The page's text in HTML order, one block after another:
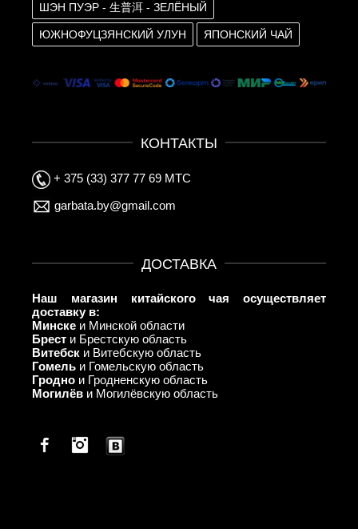
ШЭН ПУЭР - 生普洱 - ЗЕЛЁНЫЙ
ЮЖНОФУЦЗЯНСКИЙ УЛУН ЯПОНСКИЙ ЧАЙ
КОНТАКТЫ
+ 375 (33) 377 77 69 МТС
garbata.by@gmail.com
ДОСТАВКА
Наш магазин китайского чая осуществляет
доставку в:
Минске и Минской области
Брест и Брестскую область
Витебск и Витебскую область
Гомель и Гомельскую область
Гродно и Гродненскую область
Могилёв и Могилёвскую область
Facebook